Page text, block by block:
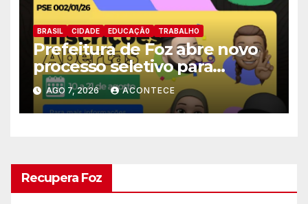
BRASIL CIDADE EDUCAÇÃ0 TRABALHO
Prefeitura de Foz abre novo
processo seletivo para
estagiários
AGO 7, 2026 ACONTECE
Recupera Foz